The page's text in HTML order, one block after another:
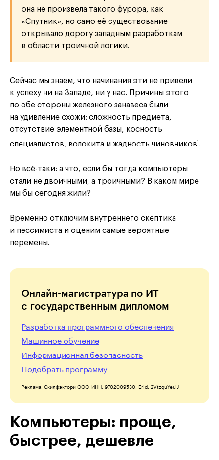
она не произвела такого фурора, как
«Спутник», но само её существование
открывало дорогу западным разработкам
в области троичной логики.
Сейчас мы знаем, что начинания эти не привели
к успеху ни на Западе, ни у нас. Причины этого
по обе стороны железного занавеса были
на удивление схожи: сложность предмета,
отсутствие элементной базы, косность
специалистов, волокита и жадность чиновников1 .
Но всё-таки: а что, если бы тогда компьютеры
стали не двоичными, а троичными? В каком мире
мы бы сегодня жили?
Временно отключим внутреннего скептика
и пессимиста и оценим самые вероятные
перемены.
Онлайн-магистратура по ИТ
с государственным дипломом
Разработка программного обеспечения
Машинное обучение
Информационная безопасность
Подобрать программу
Реклама. Скилфэктори ООО. ИНН: 9702009530. Erid: 2VtzquYeuiJ
Компьютеры: проще,
быстрее, дешевле